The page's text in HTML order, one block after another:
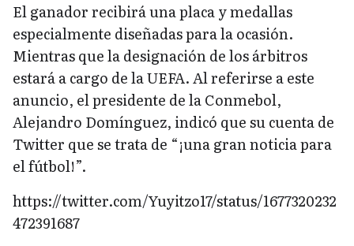
El ganador recibirá una placa y medallas
especialmente diseñadas para la ocasión.
Mientras que la designación de los árbitros
estará a cargo de la UEFA. Al referirse a este
anuncio, el presidente de la Conmebol,
Alejandro Domínguez, indicó que su cuenta de
Twitter que se trata de “¡una gran noticia para
el fútbol!”.
https://twitter.com/Yuyitzo17/status/1677320232
472391687